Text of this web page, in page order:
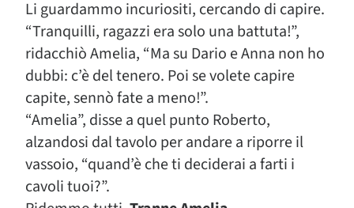
Li guardammo incuriositi, cercando di capire.
“Tranquilli, ragazzi era solo una battuta!”,
ridacchiò Amelia, “Ma su Dario e Anna non ho
dubbi: c’è del tenero. Poi se volete capire
capite, sennò fate a meno!”.
“Amelia”, disse a quel punto Roberto,
alzandosi dal tavolo per andare a riporre il
vassoio, “quand’è che ti deciderai a farti i
cavoli tuoi?”.